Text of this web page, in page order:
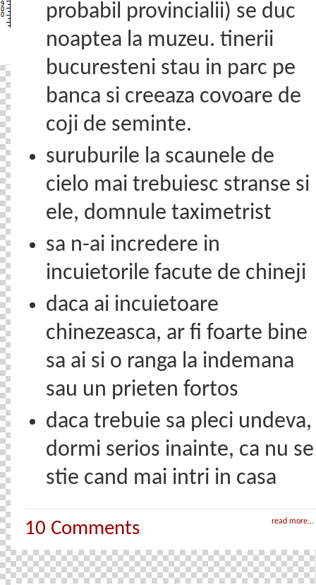
probabil provincialii) se duc
noaptea la muzeu. tinerii
bucuresteni stau in parc pe
banca si creeaza covoare de
coji de seminte.
suruburile la scaunele de
cielo mai trebuiesc stranse si
ele, domnule taximetrist
sa n-ai incredere in
incuietorile facute de chineji
daca ai incuietoare
chinezeasca, ar fi foarte bine
sa ai si o ranga la indemana
sau un prieten fortos
daca trebuie sa pleci undeva,
dormi serios inainte, ca nu se
stie cand mai intri in casa
read more...
10 Comments